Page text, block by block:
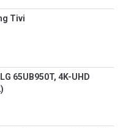
Tivi
65UB950T, 4K-UHD